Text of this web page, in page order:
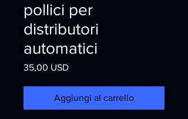
pollici per
distributori
automatici
35,00 USDPrezzo
Aggiungi al carrello